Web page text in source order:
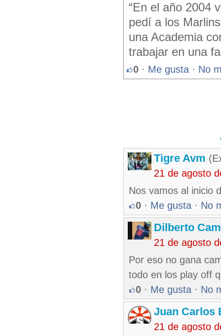
“En el año 2004
pedí a los
una Academia
trabajar en una
0 · Me gusta · No
Tigre Avm
21 de agosto
Nos vamos al inicio
0 · Me gusta · No
Dilberto
21 de agosto
Por eso no gana
todo en los play off
0 · Me gusta · No
Juan Carlos
21 de agosto